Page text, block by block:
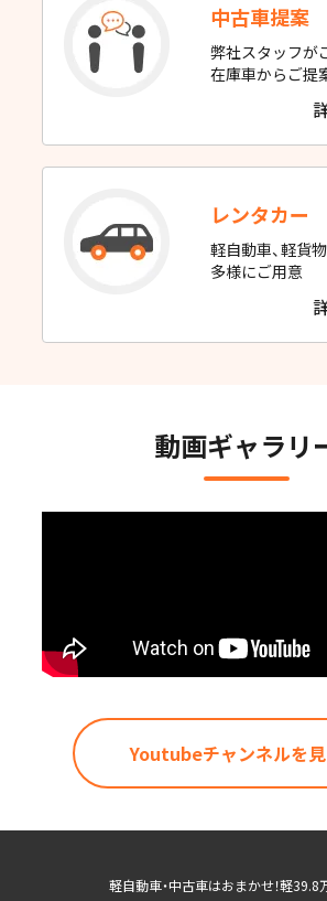
中古車提案
弊社スタッフが
在庫車からご提
レンタカー
軽自動車、軽貨
多様にご用意
動画ギャラリ
Youtubeチャンネルを
軽自動車・中古車はおまかせ！軽39.8